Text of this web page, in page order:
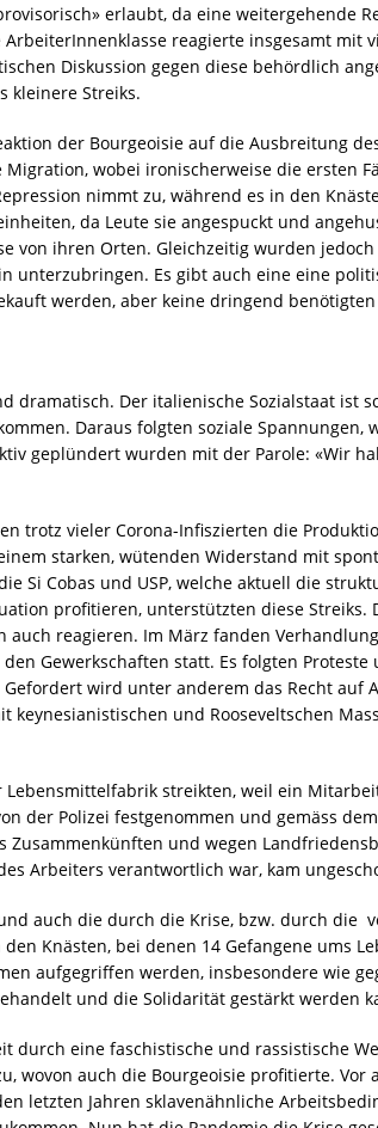
erlaubt, da eine weitergehende
reagierte insgesamt mit
Diskussion gegen diese behördlich
kleinere Streiks.
der Bourgeoisie auf die Ausbreitung
wobei ironischerweise die ersten
nimmt zu, während es in den
da Leute sie angespuckt und
von ihren Orten. Gleichzeitig wurden jedoch
unterzubringen. Es gibt auch eine eine
werden, aber keine dringend benötigten
dramatisch. Der italienische Sozialstaat ist
Daraus folgten soziale Spannungen,
geplündert wurden mit der Parole: «Wir
trotz vieler Corona-Infiszierten die
starken, wütenden Widerstand mit
Si Cobas und USP, welche aktuell die
profitieren, unterstützten diese Streiks.
auch reagieren. Im März fanden
Gewerkschaften statt. Es folgten Proteste
wird unter anderem das Recht auf
keynesianistischen und Rooseveltschen
streikten, weil ein
der Polizei festgenommen und gemäss
Zusammenkünften und wegen
Arbeiters verantwortlich war, kam
auch die durch die Krise, bzw. durch die
Knästen, bei denen 14 Gefangene ums
aufgegriffen werden, insbesondere wie
und die Solidarität gestärkt werden
durch eine faschistische und rassistische
wovon auch die Bourgeoisie profitierte. Vor
letzten Jahren sklavenähnliche